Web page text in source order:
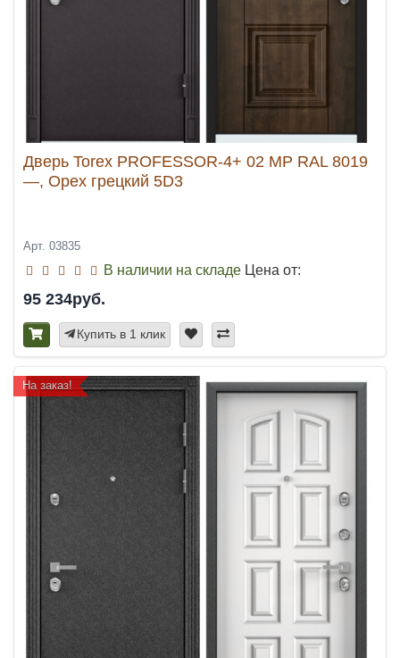
Дверь Torex PROFESSOR-4+ 02 MP RAL 8019
—, Орех грецкий 5D3
Арт. 03835
В наличии на складе Цена от:
95 234руб.
Купить в 1 клик
На заказ!